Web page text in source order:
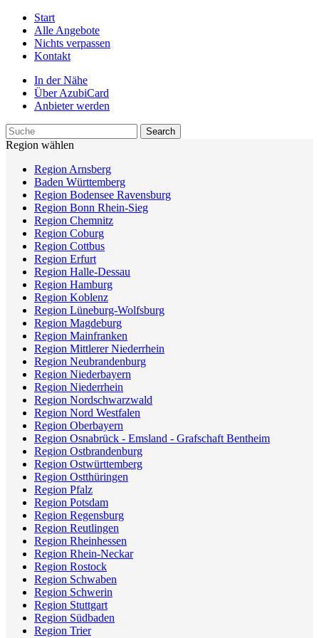
Start
Alle Angebote
Nichts verpassen
Kontakt
In der Nähe
Über AzubiCard
Anbieter werden
Region wählen
Region Arnsberg
Baden Württemberg
Region Bodensee Ravensburg
Region Bonn Rhein-Sieg
Region Chemnitz
Region Coburg
Region Cottbus
Region Erfurt
Region Halle-Dessau
Region Hamburg
Region Koblenz
Region Lüneburg-Wolfsburg
Region Magdeburg
Region Mainfranken
Region Mittlerer Niederrhein
Region Neubrandenburg
Region Niederbayern
Region Niederrhein
Region Nordschwarzwald
Region Nord Westfalen
Region Oberbayern
Region Osnabrück - Emsland - Grafschaft Bentheim
Region Ostbrandenburg
Region Ostwürttemberg
Region Ostthüringen
Region Pfalz
Region Potsdam
Region Regensburg
Region Reutlingen
Region Rheinhessen
Region Rhein-Neckar
Region Rostock
Region Schwaben
Region Schwerin
Region Stuttgart
Region Südbaden
Region Trier